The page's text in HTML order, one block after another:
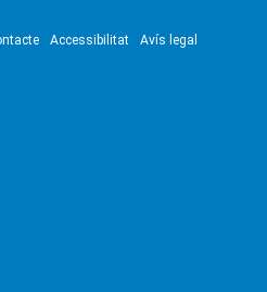
Accessibilitat Avís legal